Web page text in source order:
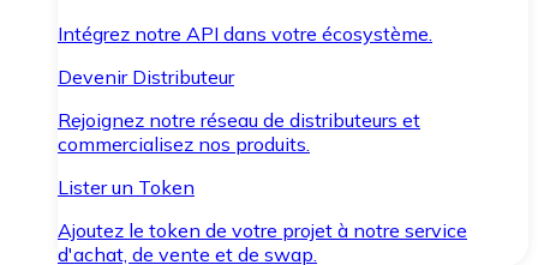
Intégrez notre API dans votre écosystème.
Devenir Distributeur
Rejoignez notre réseau de distributeurs et
commercialisez nos produits.
Lister un Token
Ajoutez le token de votre projet à notre service
d'achat, de vente et de swap.